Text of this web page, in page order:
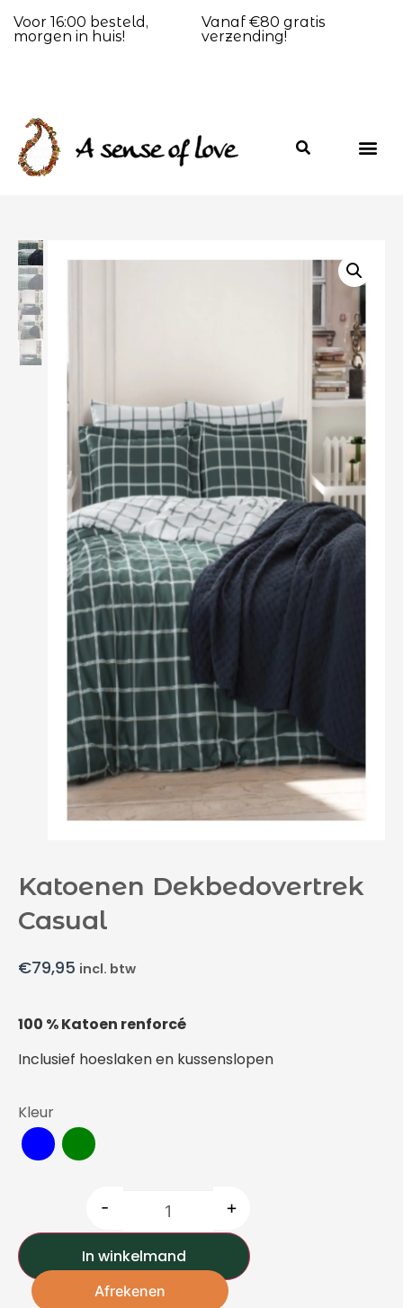
Voor 16:00 besteld,
morgen in huis!
Vanaf €80 gratis
verzending!
Katoenen Dekbedovertrek
Casual
€79,95 incl. btw
100 % Katoen renforcé
Inclusief hoeslaken en kussenslopen
Kleur
- +
In winkelmand
Afrekenen